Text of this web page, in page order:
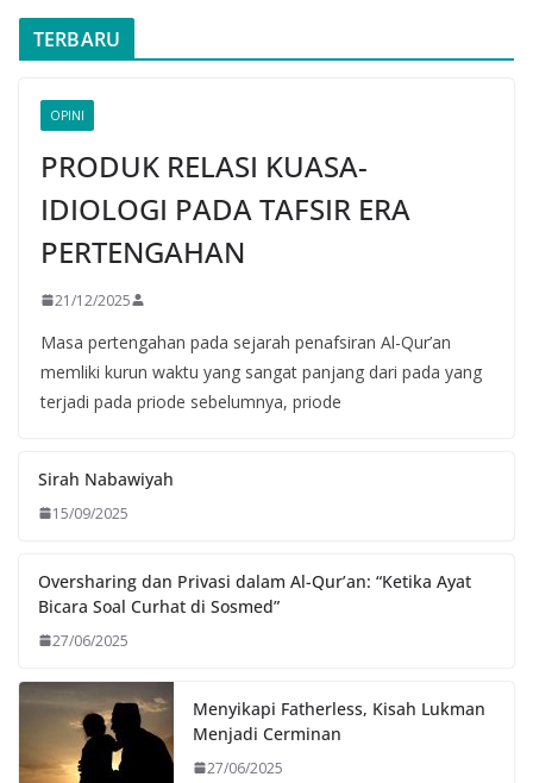
TERBARU
OPINI
PRODUK RELASI KUASA-
IDIOLOGI PADA TAFSIR ERA
PERTENGAHAN
21/12/2025
Masa pertengahan pada sejarah penafsiran Al-Qur’an
memliki kurun waktu yang sangat panjang dari pada yang
terjadi pada priode sebelumnya, priode
Sirah Nabawiyah
15/09/2025
Oversharing dan Privasi dalam Al-Qur’an: “Ketika Ayat
Bicara Soal Curhat di Sosmed”
27/06/2025
Menyikapi Fatherless, Kisah Lukman
Menjadi Cerminan
27/06/2025